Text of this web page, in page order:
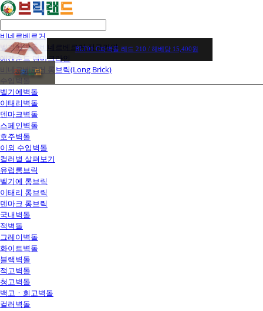
비네르베르거
벨기에벽돌 비네르베르거 정규라인
에겐순드 덴마크라인
비네르베르거 롱브릭(Long Brick)
수입벽돌
벨기에벽돌
이태리벽돌
덴마크벽돌
스페인벽돌
호주벽돌
이외 수입벽돌
컬러별 살펴보기
유럽롱브릭
벨기에 롱브릭
이태리 롱브릭
덴마크 롱브릭
국내벽돌
적벽돌
그레이벽돌
화이트벽돌
블랙벽돌
적고벽돌
청고벽돌
백고ㆍ회고벽돌
컬러벽돌
BLT01 C파벽돌 레드 210 / 헤베당 15,400원
전화상담